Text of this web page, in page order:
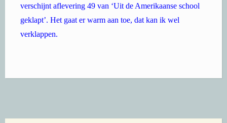
verschijnt aflevering 49 van ‘Uit de Amerikaanse school
geklapt’. Het gaat er warm aan toe, dat kan ik wel
verklappen.